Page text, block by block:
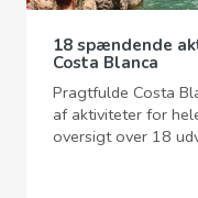
18 spændende
Costa Blanca
Pragtfulde Costa
af aktiviteter for
oversigt over 18